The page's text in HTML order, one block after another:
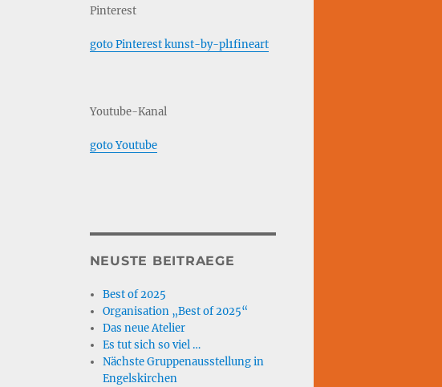
Pinterest
goto Pinterest kunst-by-pl1fineart
Youtube-Kanal
goto Youtube
NEUSTE BEITRAEGE
Best of 2025
Organisation „Best of 2025“
Das neue Atelier
Es tut sich so viel …
Nächste Gruppenausstellung in
Engelskirchen